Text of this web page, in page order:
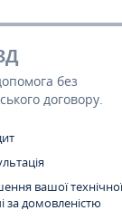
без
договору.
вашої технічної
за домовленістю